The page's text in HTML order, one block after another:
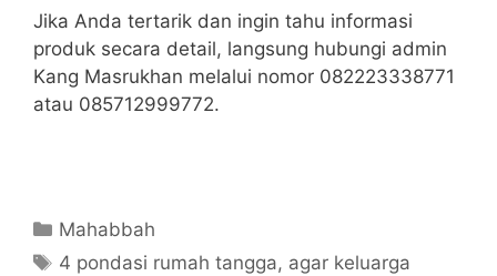
Jika Anda tertarik dan ingin tahu informasi
produk secara detail, langsung hubungi admin
Kang Masrukhan melalui nomor 082223338771
atau 085712999772.
Categories
Mahabbah
Tags
4 pondasi rumah tangga, agar keluarga